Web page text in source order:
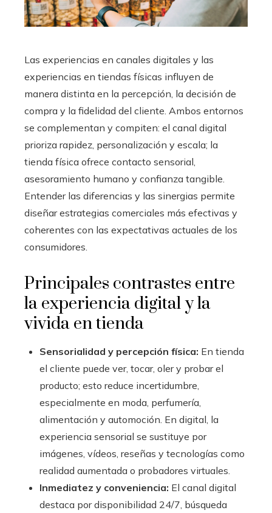
Las experiencias en canales digitales y las
experiencias en tiendas físicas influyen de
manera distinta en la percepción, la decisión de
compra y la fidelidad del cliente. Ambos entornos
se complementan y compiten: el canal digital
prioriza rapidez, personalización y escala; la
tienda física ofrece contacto sensorial,
asesoramiento humano y confianza tangible.
Entender las diferencias y las sinergias permite
diseñar estrategias comerciales más efectivas y
coherentes con las expectativas actuales de los
consumidores.
Principales contrastes entre
la experiencia digital y la
vivida en tienda
Sensorialidad y percepción física: En tienda
el cliente puede ver, tocar, oler y probar el
producto; esto reduce incertidumbre,
especialmente en moda, perfumería,
alimentación y automoción. En digital, la
experiencia sensorial se sustituye por
imágenes, vídeos, reseñas y tecnologías como
realidad aumentada o probadores virtuales.
Inmediatez y conveniencia: El canal digital
destaca por disponibilidad 24/7, búsqueda